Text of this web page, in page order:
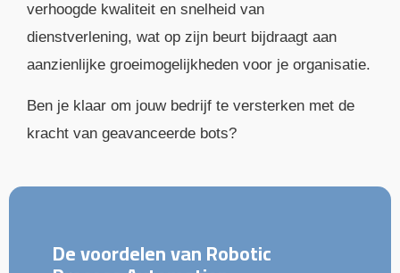
De voordelen van Robotic
verhoogde kwaliteit en snelheid van
dienstverlening, wat op zijn beurt bijdraagt ​​aan
aanzienlijke groeimogelijkheden voor je organisatie.
Ben je klaar om jouw bedrijf te versterken met de
kracht van geavanceerde bots?